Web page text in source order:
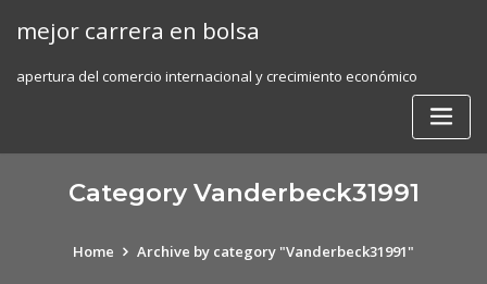
mejor carrera en bolsa
apertura del comercio internacional y crecimiento económico
Category Vanderbeck31991
Home Archive by category "Vanderbeck31991"